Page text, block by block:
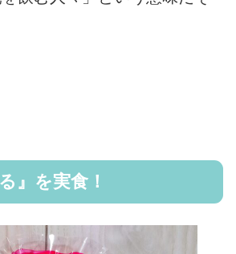
』を実食！